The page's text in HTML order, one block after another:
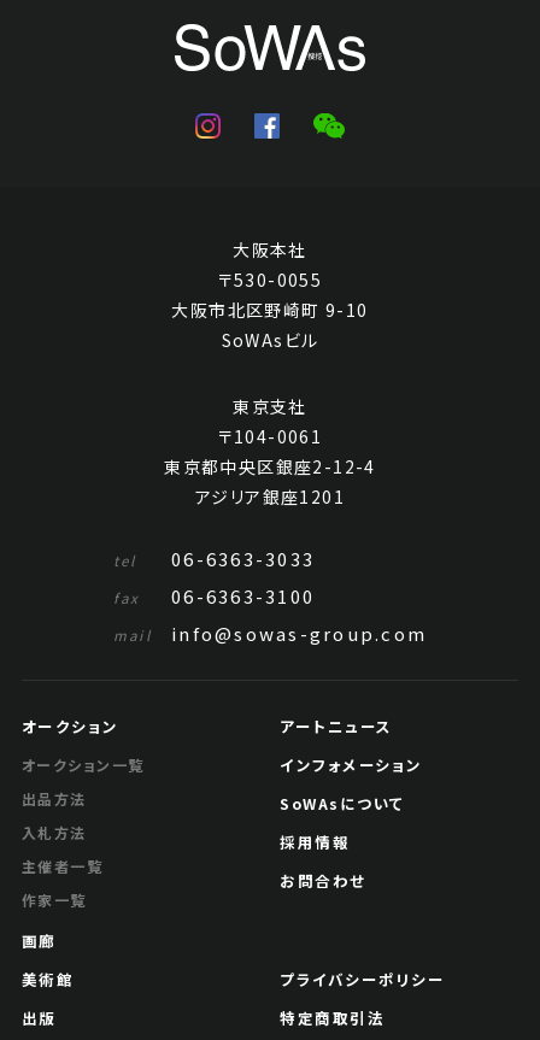
大阪本社
〒530-0055
大阪市北区野崎町 9-10
SoWAsビル
東京支社
〒104-0061
東京都中央区銀座2-12-4
アジリア銀座1201
tel 06-6363-3033
fax 06-6363-3100
mail info@sowas-group.com
オークション
オークション一覧
出品方法
入札方法
主催者一覧
作家一覧
画廊
美術館
出版
アートニュース
インフォメーション
SoWAsについて
採用情報
お問合わせ
プライバシーポリシー
特定商取引法